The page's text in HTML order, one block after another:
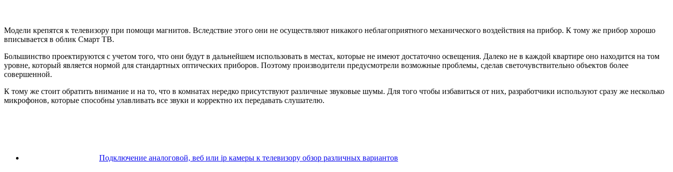
Модели крепятся к телевизору при помощи магнитов. Вследствие этого они не осуществляют никакого неблагоприятного механического воздействия на прибор. К тому же прибор хорошо
вписывается в облик Смарт ТВ.
Большинство проектируются с учетом того, что они будут в дальнейшем использовать в местах, которые не имеют достаточно освещения. Далеко не в каждой квартире оно находится на том
уровне, который является нормой для стандартных оптических приборов. Поэтому производители предусмотрели возможные проблемы, сделав светочувствительно объектов более
совершенной.
К тому же стоит обратить внимание и на то, что в комнатах нередко присутствуют различные звуковые шумы. Для того чтобы избавиться от них, разработчики используют сразу же несколько
микрофонов, которые способны улавливать все звуки и корректно их передавать слушателю.
Подключение аналоговой, веб или ip камеры к телевизору обзор различных вариантов